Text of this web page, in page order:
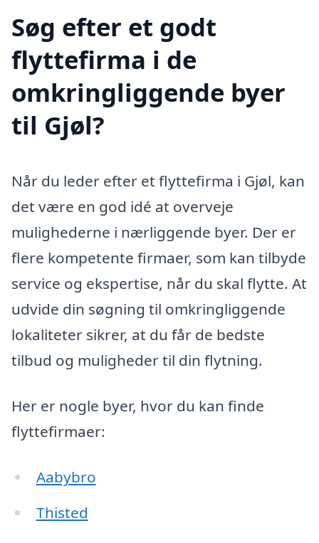
Søg efter et godt
flyttefirma i de
omkringliggende byer
til Gjøl?
Når du leder efter et flyttefirma i Gjøl, kan
det være en god idé at overveje
mulighederne i nærliggende byer. Der er
flere kompetente firmaer, som kan tilbyde
service og ekspertise, når du skal flytte. At
udvide din søgning til omkringliggende
lokaliteter sikrer, at du får de bedste
tilbud og muligheder til din flytning.
Her er nogle byer, hvor du kan finde
flyttefirmaer:
Aabybro
Thisted